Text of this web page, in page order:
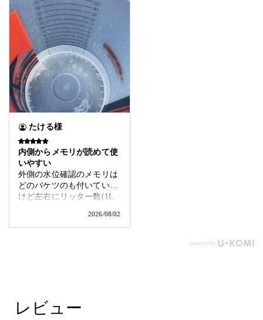
たける様
内側からメモリが読めて使
いやすい
外側の水位確認のメモリは
どのバケツのも付いている
けど左右にリッター数(1L
字されておりなおかつ片側
の文字が反転しているので
2026/08/02
レビュー